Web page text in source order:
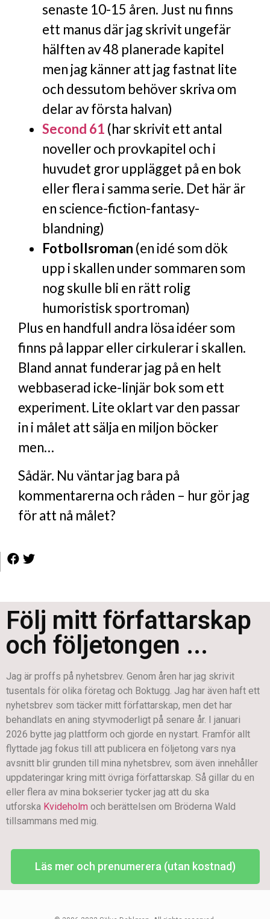
senaste 10-15 åren. Just nu finns
ett manus där jag skrivit ungefär
hälften av 48 planerade kapitel
men jag känner att jag fastnat lite
och dessutom behöver skriva om
delar av första halvan)
Second 61 (har skrivit ett antal
noveller och provkapitel och i
huvudet gror upplägget på en bok
eller flera i samma serie. Det här är
en science-fiction-fantasy-
blandning)
Fotbollsroman (en idé som dök
upp i skallen under sommaren som
nog skulle bli en rätt rolig
humoristisk sportroman)
Plus en handfull andra lösa idéer som
finns på lappar eller cirkulerar i skallen.
Bland annat funderar jag på en helt
webbaserad icke-linjär bok som ett
experiment. Lite oklart var den passar
in i målet att sälja en miljon böcker
men…
Sådär. Nu väntar jag bara på
kommentarerna och råden – hur gör jag
för att nå målet?
Följ mitt författarskap
och följetongen ...
Jag är proffs på nyhetsbrev. Genom åren har jag skrivit
tusentals för olika företag och Boktugg. Jag har även haft ett
nyhetsbrev som täcker mitt författarskap, men det har
behandlats en aning styvmoderligt på senare år. I januari
2026 bytte jag plattform och gjorde en nystart. Framför allt
flyttade jag fokus till att publicera en följetong vars nya
avsnitt blir grunden till mina nyhetsbrev, som även innehåller
uppdateringar kring mitt övriga författarskap. Så gillar du en
eller flera av mina bokserier tycker jag att du ska
utforska Kvideholm och berättelsen om Bröderna Wald
tillsammans med mig.
Läs mer och prenumerera (utan kostnad)